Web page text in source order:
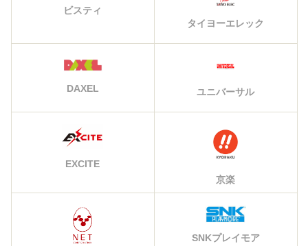
ビスティ
タイヨーエレック
DAXEL ユニバーサル
EXCITE
京楽
SNKプレイモア